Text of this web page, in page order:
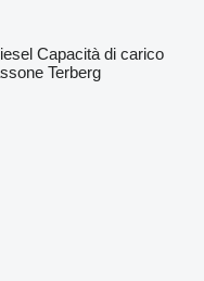
Capacità di carico
Terberg